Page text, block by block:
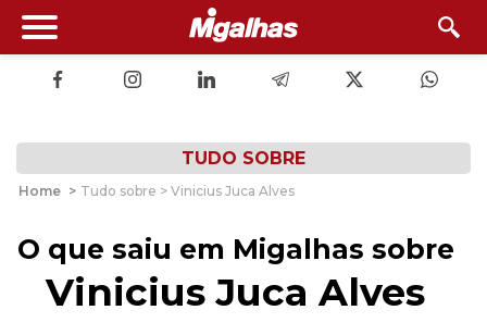
TUDO SOBRE
Home > Tudo sobre > Vinicius Juca Alves
O que saiu em Migalhas sobre
Vinicius Juca Alves